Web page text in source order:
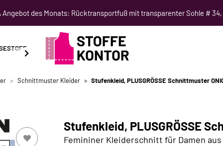
Angebot des Monats: Rücktransportfuß mit transparenter Sohle # 34,
SCHNITTMUSTER NÄHKURSE
Schnittmuster Kleider Stufenkleid, PLUSGRÖSSE Schnittmuster
Stufenkleid, PLUSGRÖSSE
Femininer Kleiderschnitt für Damen aus